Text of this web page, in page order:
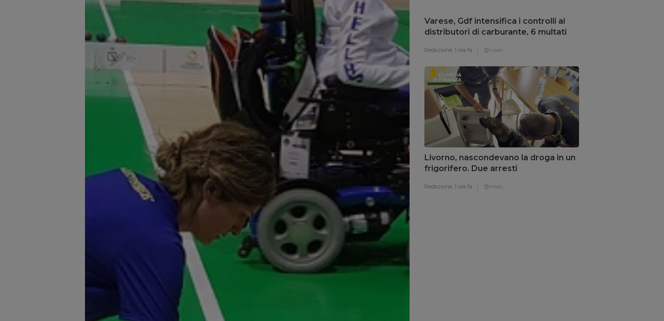
Varese, Gdf intensifica i controlli ai
distributori di carburante, 6 multati
Redazione, 1 ora fa 1 min
Livorno, nascondevano la droga in un
frigorifero. Due arresti
Redazione, 1 ora fa 1 min